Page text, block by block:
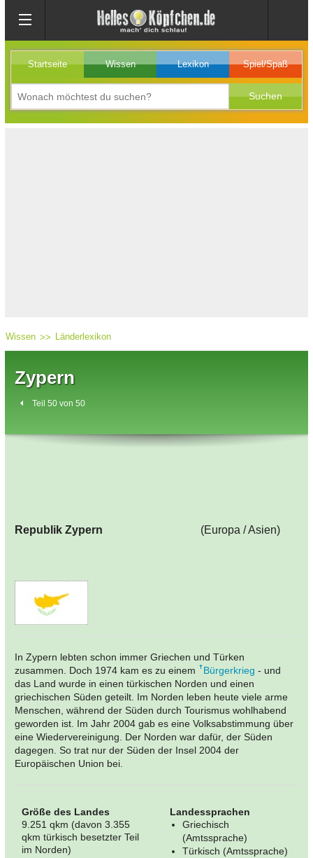
Startseite Wissen Lexikon Spiel/Spaß
Wissen Länderlexikon
Zypern
Teil 50 von 50
Republik Zypern (Europa / Asien)
In Zypern lebten schon immer Griechen und Türken
zusammen. Doch 1974 kam es zu einem
Bürgerkrieg - und
das Land wurde in einen türkischen Norden und einen
griechischen Süden geteilt. Im Norden leben heute viele arme
Menschen, während der Süden durch Tourismus wohlhabend
geworden ist. Im Jahr 2004 gab es eine Volksabstimmung über
eine Wiedervereinigung. Der Norden war dafür, der Süden
dagegen. So trat nur der Süden der Insel 2004 der
Europäischen Union bei.
Größe des Landes
9.251 qkm (davon 3.355
qkm türkisch besetzter Teil
im Norden)
Landessprachen
Griechisch
(Amtssprache)
Türkisch (Amtssprache)